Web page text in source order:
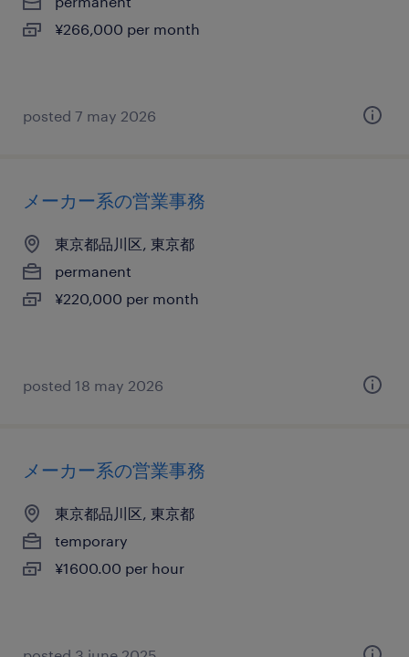
¥266,000 per month
posted 7 may 2026
メーカー系の営業事務
東京都品川区, 東京都
permanent
¥220,000 per month
posted 18 may 2026
メーカー系の営業事務
東京都品川区, 東京都
temporary
¥1600.00 per hour